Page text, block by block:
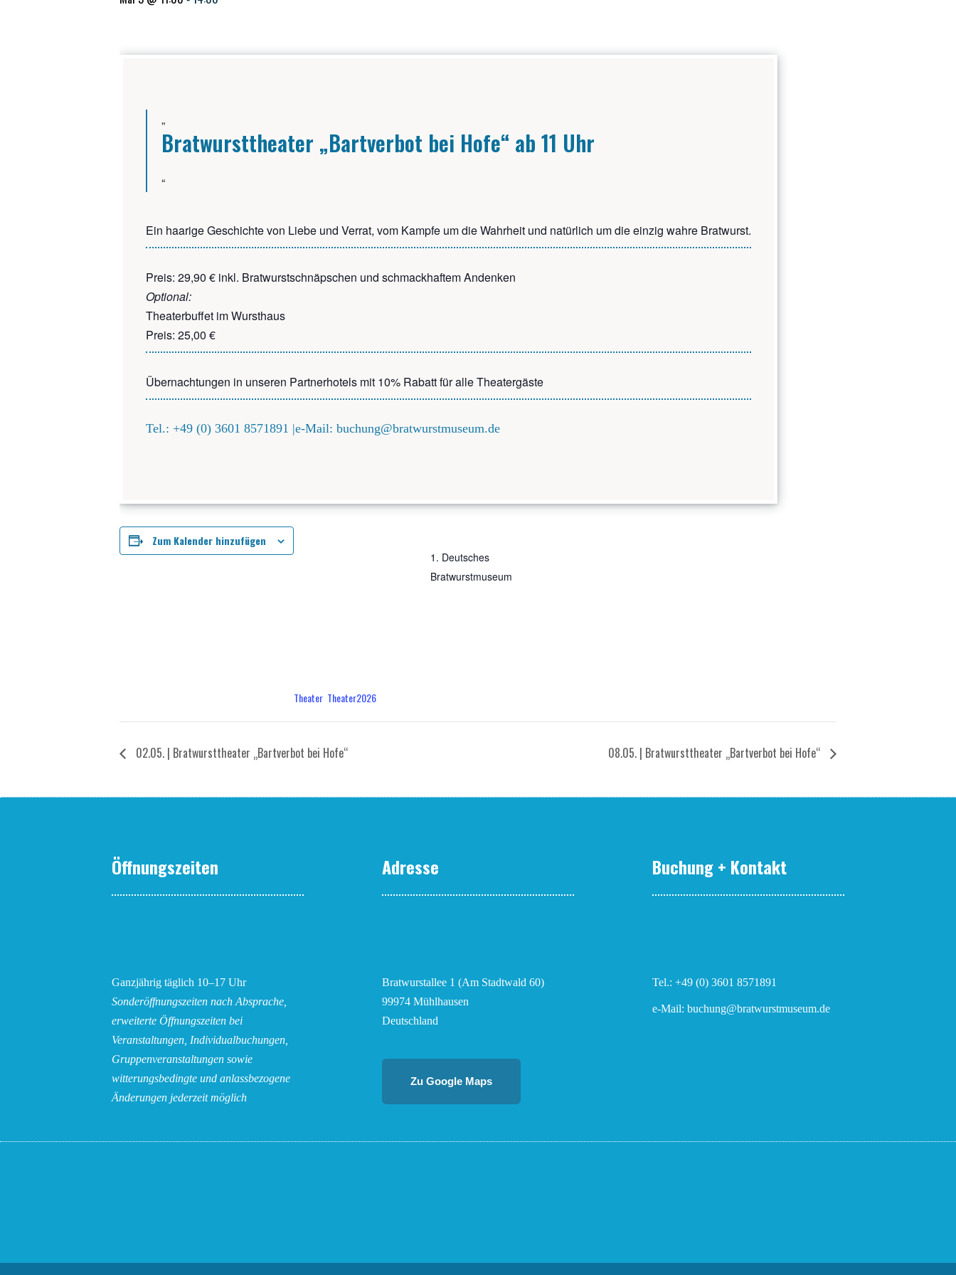
Brat­wurst­thea­ter „Bart­ver­bot bei Hofe“ ab 11 Uhr
Ein haa­ri­ge Geschich­te von Lie­be und Ver­rat, vom Kamp­fe um die Wahr­heit und natür­lich um die ein­zig wah­re Bratwurst.
Preis: 29,90 € inkl. Brat­wurst­schnäps­chen und schmack­haf­tem Andenken
Optio­nal:
Thea­ter­buf­fet im Wursthaus
Preis: 25,00 €
Über­nach­tun­gen in unse­ren Part­ner­ho­tels mit 10% Rabatt für alle Theatergäste
Tel.: +49 (0) 3601 8571891 |e‑Mail: buchung@bratwurstmuseum.de
Zum Kalender hinzufügen
Theater Theater2026
1. Deut­sches
Bratwurstmuseum
02.05. | Brat­wurst­thea­ter „Bart­ver­bot bei Hofe“ 08.05. | Brat­wurst­thea­ter „Bart­ver­bot bei Hofe“
Öffnungszeiten
Ganzjährig täglich 10–17 Uhr
Sonderöffnungszeiten nach Absprache,
erweiterte Öffnungszeiten bei
Veranstaltungen, Individualbuchungen,
Gruppenveranstaltungen sowie
witterungsbedingte und anlassbezogene
Änderungen jederzeit möglich
Adresse
Bratwurstallee 1 (Am Stadtwald 60)
99974 Mühlhausen
Deutschland
Zu Google Maps
Buchung + Kontakt
Tel.: +49 (0) 3601 8571891
e-Mail: buchung@bratwurstmuseum.de